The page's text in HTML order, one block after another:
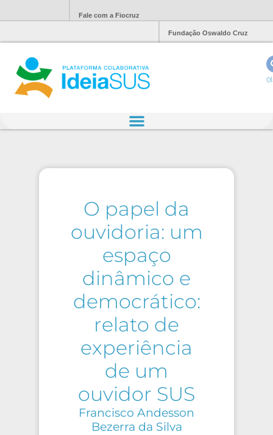
Fale com a Fiocruz
Fundação Oswaldo Cruz
O papel da
ouvidoria: um
espaço
dinâmico e
democrático:
relato de
experiência
de um
ouvidor SUS
Francisco Andesson
Bezerra da Silva